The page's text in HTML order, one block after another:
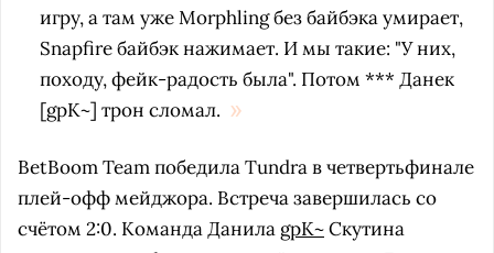
игру, а там уже Morphling без байбэка умирает,
Snapfire байбэк нажимает. И мы такие: "У них,
походу, фейк-радость была". Потом *** Данек
[gpK~] трон сломал.
BetBoom Team победила Tundra в четвертьфинале
плей-офф мейджора. Встреча завершилась со
счётом 2:0. Команда Данила gpK~Скутина